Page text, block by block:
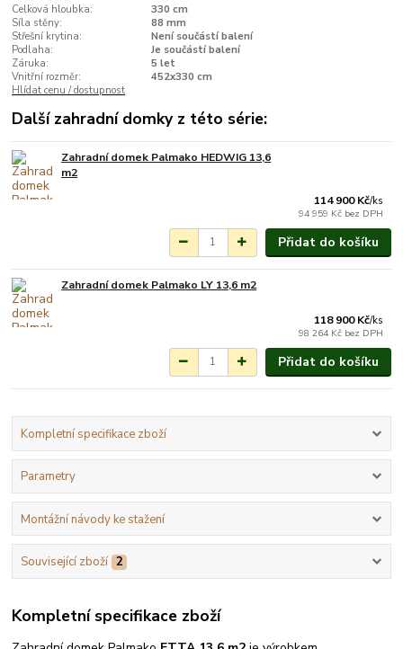
Celková hloubka:
330 cm
Síla stěny:
88 mm
Střešní krytina:
Není součástí balení
Podlaha:
Je součástí balení
Záruka:
5 let
Vnitřní rozměr:
452x330 cm
Hlídat cenu / dostupnost
Další zahradní domky z této série:
Zahradní domek Palmako HEDWIG 13,6
m2
114 900 Kč/ks
94 959 Kč bez DPH
Přidat do košíku
Zahradní domek Palmako LY 13,6 m2
118 900 Kč/ks
98 264 Kč bez DPH
Přidat do košíku
Kompletní specifikace zboží
Parametry
Montážní návody ke stažení
Související zboží 2
Kompletní specifikace zboží